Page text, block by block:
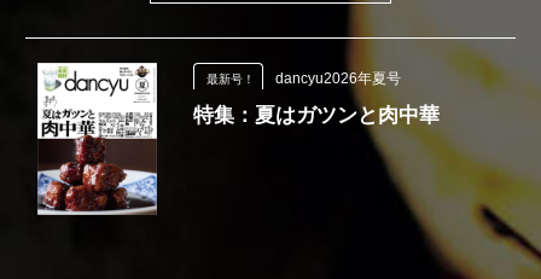
最新号！ dancyu2026年夏号
特集：夏はガツンと肉中華